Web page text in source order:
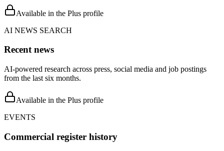
Available in the Plus profile
AI NEWS SEARCH
Recent news
AI-powered research across press, social media and job postings
from the last six months.
Available in the Plus profile
EVENTS
Commercial register history